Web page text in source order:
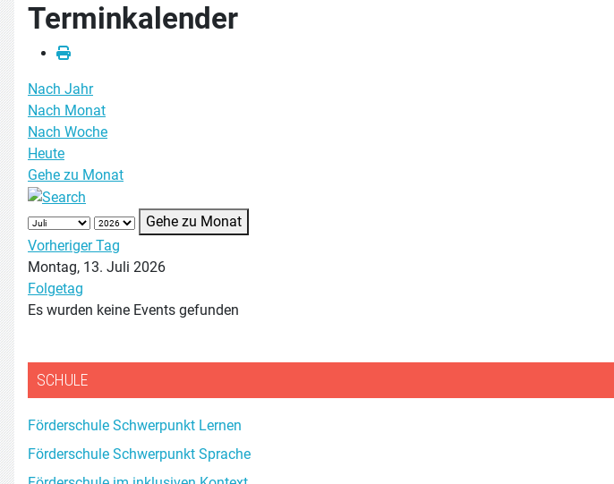
SCHULE
Förderschule Schwerpunkt Lernen
Förderschule Schwerpunkt Sprache
Terminkalender
Nach Jahr
Nach Monat
Nach Woche
Heute
Gehe zu Monat
Gehe zu Monat
Vorheriger Tag
Montag, 13. Juli 2026
Folgetag
Es wurden keine Events gefunden